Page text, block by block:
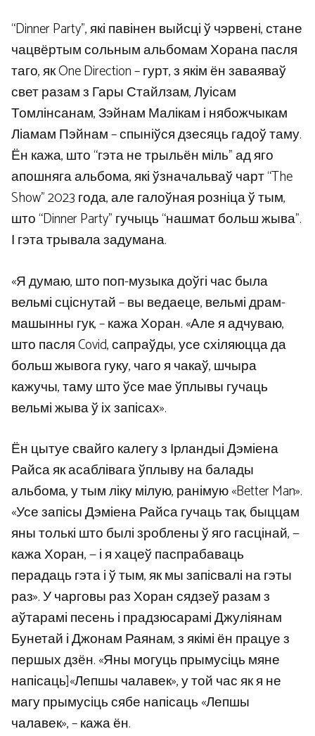
“Dinner Party”, які павінен выйсці ў чэрвені, стане
чацвёртым сольным альбомам Хорана пасля
таго, як One Direction – гурт, з якім ён заваяваў
свет разам з Гары Стайлзам, Луісам
Томлінсанам, Зэйнам Малікам і нябожчыкам
Ліамам Пэйнам – спыніўся дзесяць гадоў таму.
Ён кажа, што “гэта не трыльён міль” ад яго
апошняга альбома, які ўзначальваў чарт “The
Show” 2023 года, але галоўная розніца ў тым,
што “Dinner Party” гучыць “нашмат больш жыва”.
І гэта трывала задумана.
«Я думаю, што поп-музыка доўгі час была
вельмі сціснутай – вы ведаеце, вельмі драм-
машынны гук, – кажа Хоран. «Але я адчуваю,
што пасля Covid, сапраўды, усе схіляюцца да
больш жывога гуку, чаго я чакаў, шчыра
кажучы, таму што ўсе мае ўплывы гучаць
вельмі жыва ў іх запісах».
Ён цытуе свайго калегу з Ірландыі Дэміена
Райса як асаблівага ўплыву на балады
альбома, у тым ліку мілую, ранімую «Better Man».
«Усе запісы Дэміена Райса гучаць так, быццам
яны толькі што былі зроблены ў яго гасцінай, —
кажа Хоран, — і я хацеў паспрабаваць
перадаць гэта і ў тым, як мы запісвалі на гэты
раз». У чарговы раз Хоран сядзеў разам з
аўтарамі песень і прадзюсарамі Джуліянам
Бунетай і Джонам Раянам, з якімі ён працуе з
першых дзён. «Яны могуць прымусіць мяне
напісаць]«Лепшы чалавек», у той час як я не
магу прымусіць сябе напісаць «Лепшы
чалавек», – кажа ён.